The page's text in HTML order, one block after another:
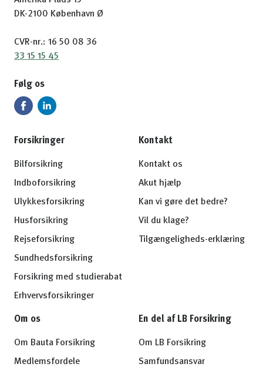
DK-2100 København Ø
CVR-nr.: 16 50 08 36
33 15 15 45
Følg os
Forsikringer
Bilforsikring
Indboforsikring
Ulykkesforsikring
Husforsikring
Rejseforsikring
Sundhedsforsikring
Forsikring med studierabat
Erhvervsforsikringer
Kontakt
Kontakt os
Akut hjælp
Kan vi gøre det bedre?
Vil du klage?
Tilgængeligheds-erklæring
Om os
Om Bauta Forsikring
Medlemsfordele
En del af LB Forsikring
Om LB Forsikring
Samfundsansvar